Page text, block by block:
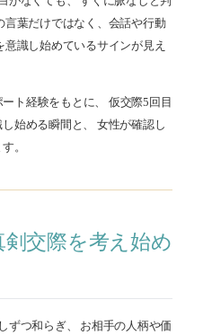
言葉だけではなく、会話や行動
識し始めているサインが見え
ト経験をもとに、 仮交際5回目
始める瞬間と、 女性が確認し
。
交際を考え始め
ずつ和らぎ、 お相手の人柄や価